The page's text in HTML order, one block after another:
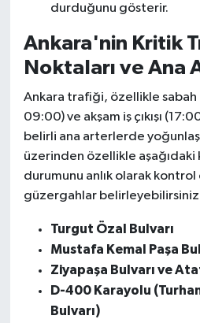
durduğunu gösterir.
Ankara'nin Kritik
Noktaları ve Ana
Ankara trafiği, özellikle
09:00) ve akşam iş çıkışı
belirli ana arterlerde
üzerinden özellikle aşağıdaki
durumunu anlık olarak
güzergahlar
Turgut Özal Bulvarı
Mustafa Kemal Paşa
Ziyapaşa Bulvarı ve
D-400 Karayolu
Bulvarı)